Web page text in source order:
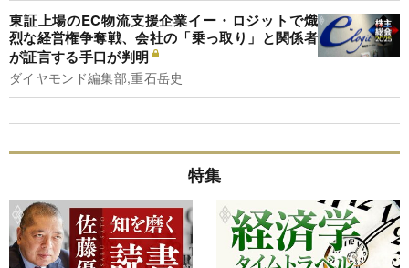
東証上場のEC物流支援企業イー・ロジットで熾
烈な経営権争奪戦、会社の「乗っ取り」と関係者
が証言する手口が判明
ダイヤモンド編集部,重石岳史
特集